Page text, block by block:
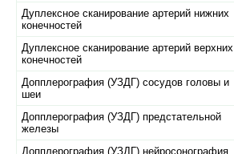
Дуплексное сканирование артерий нижних
конечностей
Дуплексное сканирование артерий верхних
конечностей
Допплерография (УЗДГ) сосудов головы и
шеи
Допплерография (УЗДГ) предстательной
железы
Допплерография (УЗДГ) нейросонография